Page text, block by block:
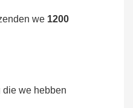
we 1200
we hebben